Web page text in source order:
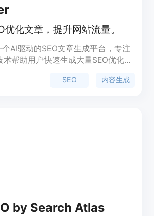
优化文章，提升网站流量。
AI驱动的SEO文章生成平台，专注
帮助用户快速生成大量SEO优化的
和排名。产品提供了全自动化的内容
SEO 内容生成
by Search Atlas